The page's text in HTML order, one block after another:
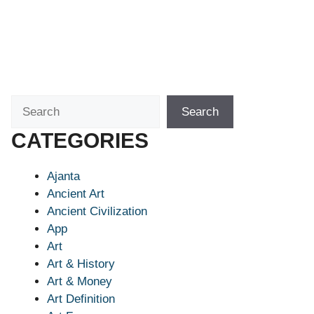
Search
CATEGORIES
Ajanta
Ancient Art
Ancient Civilization
App
Art
Art & History
Art & Money
Art Definition